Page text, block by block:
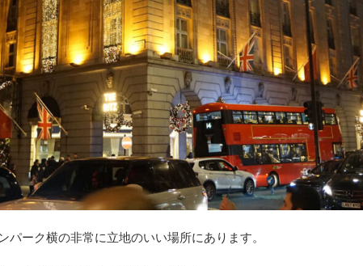
パーク横の非常に立地のいい場所にあります。